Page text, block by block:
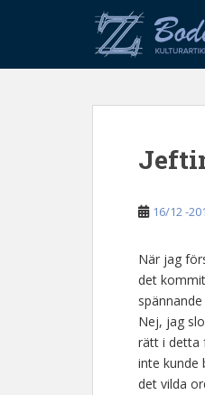
p
16/12 -
När jag
det
Nej, jag
rätt i detta
inte kunde
det vilda